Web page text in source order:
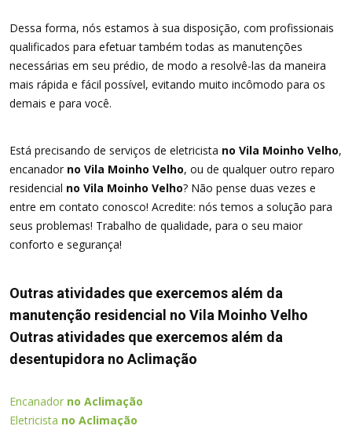
Dessa forma, nós estamos à sua disposição, com profissionais
qualificados para efetuar também todas as manutenções
necessárias em seu prédio, de modo a resolvê-las da maneira
mais rápida e fácil possível, evitando muito incômodo para os
demais e para você.
Está precisando de serviços de eletricista no Vila Moinho Velho,
encanador no Vila Moinho Velho, ou de qualquer outro reparo
residencial no Vila Moinho Velho? Não pense duas vezes e
entre em contato conosco! Acredite: nós temos a solução para
seus problemas! Trabalho de qualidade, para o seu maior
conforto e segurança!
Outras atividades que exercemos além da
manutenção residencial no Vila Moinho Velho
Outras atividades que exercemos além da
desentupidora no Aclimação
Encanador no Aclimação
Eletricista no Aclimação